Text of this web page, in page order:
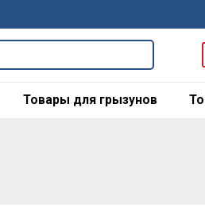
Товары для грызунов